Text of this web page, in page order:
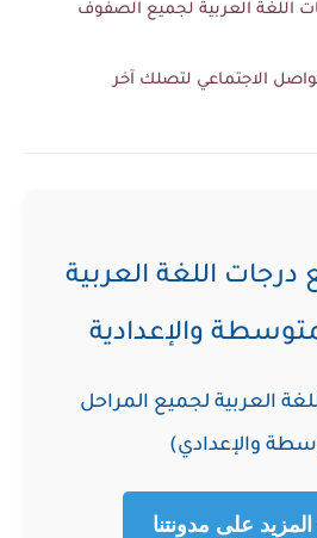
اللغة العربية لجميع الصفوف
الاجتماعي لتصلك آخر
درجات اللغة العربية
والإعدادية
العربية لجميع المراحل
والإعدادي)
على مدونتنا